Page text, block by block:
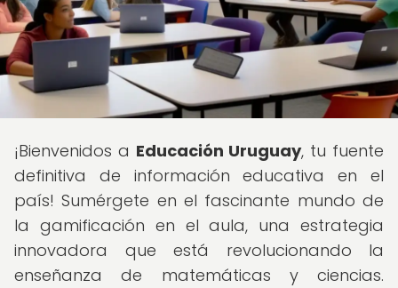
¡Bienvenidos a Educación Uruguay, tu fuente
definitiva de información educativa en el
país! Sumérgete en el fascinante mundo de
la gamificación en el aula, una estrategia
innovadora que está revolucionando la
enseñanza de matemáticas y ciencias.